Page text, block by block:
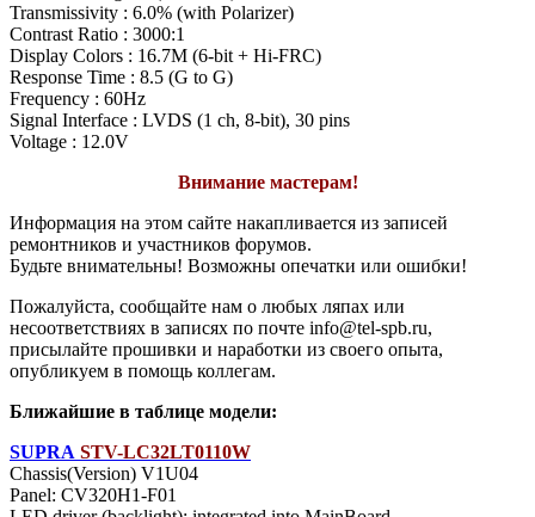
Transmissivity : 6.0% (with Polarizer)
Contrast Ratio : 3000:1
Display Colors : 16.7M (6-bit + Hi-FRC)
Response Time : 8.5 (G to G)
Frequency : 60Hz
Signal Interface : LVDS (1 ch, 8-bit), 30 pins
Voltage : 12.0V
Внимание мастерам!
Информация на этом сайте накапливается из записей
ремонтников и участников форумов.
Будьте внимательны! Возможны опечатки или ошибки!
Пожалуйста, сообщайте нам о любых ляпах или
несоответствиях в записях по почте info@tel-spb.ru,
присылайте прошивки и наработки из своего опыта,
опубликуем в помощь коллегам.
Ближайшие в таблице модели:
SUPRA STV-LC32LT0110W
Chassis(Version) V1U04
Panel: CV320H1-F01